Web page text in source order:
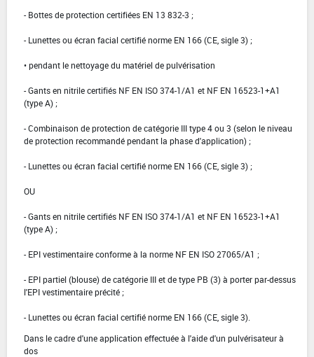
- Bottes de protection certifiées EN 13 832-3 ;
- Lunettes ou écran facial certifié norme EN 166 (CE, sigle 3) ;
• pendant le nettoyage du matériel de pulvérisation
- Gants en nitrile certifiés NF EN ISO 374-1/A1 et NF EN 16523-1+A1
(type A) ;
- Combinaison de protection de catégorie III type 4 ou 3 (selon le niveau
de protection recommandé pendant la phase d'application) ;
- Lunettes ou écran facial certifié norme EN 166 (CE, sigle 3) ;
OU
- Gants en nitrile certifiés NF EN ISO 374-1/A1 et NF EN 16523-1+A1
(type A) ;
- EPI vestimentaire conforme à la norme NF EN ISO 27065/A1 ;
- EPI partiel (blouse) de catégorie III et de type PB (3) à porter par-dessus
l'EPI vestimentaire précité ;
- Lunettes ou écran facial certifié norme EN 166 (CE, sigle 3).
Dans le cadre d'une application effectuée à l'aide d'un pulvérisateur à
dos